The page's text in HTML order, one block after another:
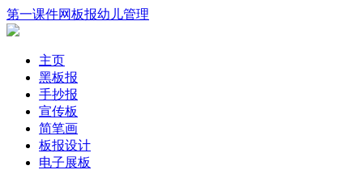
第一课件网板报幼儿管理
主页
黑板报
手抄报
宣传板
简笔画
板报设计
电子展板